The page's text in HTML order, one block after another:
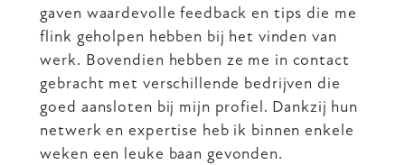
gaven waardevolle feedback en tips die me
flink geholpen hebben bij het vinden van
werk. Bovendien hebben ze me in contact
gebracht met verschillende bedrijven die
goed aansloten bij mijn profiel. Dankzij hun
netwerk en expertise heb ik binnen enkele
weken een leuke baan gevonden.